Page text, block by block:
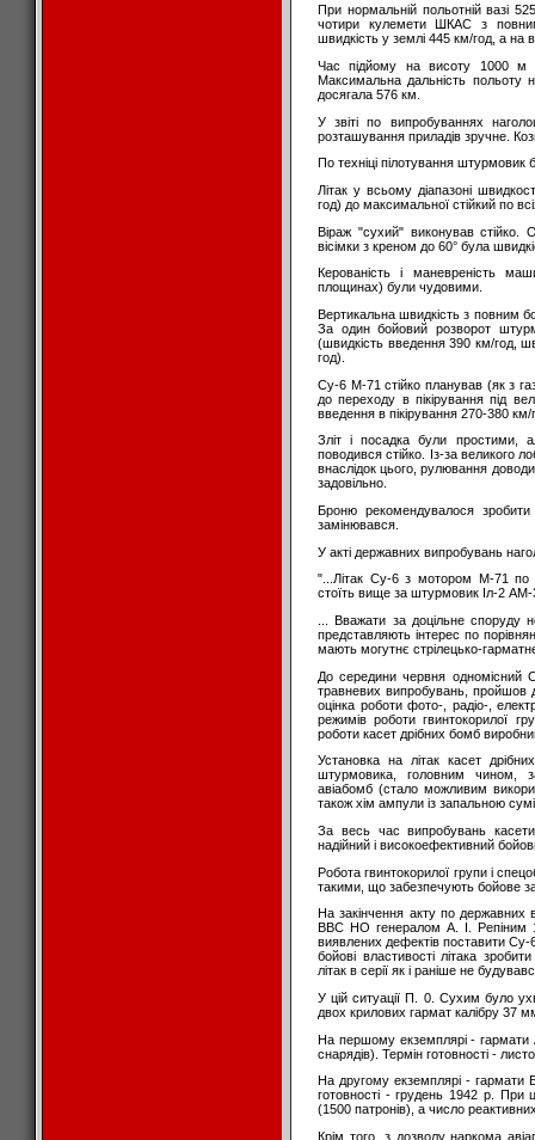
При нормальній польотній вазі
чотири кулемети ШКАС з
швидкість у землі 445 км/год, а на
Час підйому на висоту 1000
Максимальна дальність польоту
досягала 576 км.
У звіті по випробуваннях
розташування приладів зручне.
По техніці пілотування штурмовик
Літак у всьому діапазоні
год) до максимальної стійкий по
Віраж "сухий" виконував стійко.
вісімки з креном до 60° була
Керованість і маневреність
площинах) були чудовими.
Вертикальна швидкість з повним
За один бойовий розворот
(швидкість введення 390 км/год,
год).
Су-6 М-71 стійко планував (як з
до переходу в пікірування під
введення в пікірування 270-380 км/
Зліт і посадка були простими,
поводився стійко. Із-за великого
внаслідок цього, рулювання
задовільно.
Броню рекомендувалося
замінювався.
У акті державних випробувань
"...Літак Су-6 з мотором М-71 по
стоїть вище за штурмовик Іл-2 АМ-
... Вважати за доцільне споруду
представляють інтерес по
мають могутнє стрілецько-
До середини червня одномісний
травневих випробувань, пройшов
оцінка роботи фото-, радіо-,
режимів роботи гвинтокорилої
роботи касет дрібних бомб
Установка на літак касет
штурмовика, головним чином,
авіабомб (стало можливим
також хім ампули із запальною
За весь час випробувань
надійний і високоефективний
Робота гвинтокорилої групи і
такими, що забезпечують бойове
На закінчення акту по
ВВС НО генералом А. І. Репіним
виявлених дефектів поставити
бойові властивості літака
літак в серії як і раніше не
У цій ситуації П. 0. Сухим було
двох крилових гармат калібру 37
На першому екземплярі -
снарядів). Термін готовності -
На другому екземплярі -
готовності - грудень 1942 р. При
(1500 патронів), а число
Крім того, з дозволу наркома